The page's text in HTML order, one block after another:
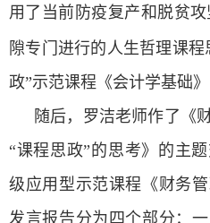
用了当前防疫复产和脱贫
隙专门进行的人生哲理课
政”示范课程《会计学基础》
随后，罗洁老师作了《
“课程思政”的思考》的主
级应用型示范课程《财务
发言报告分为四个部分：